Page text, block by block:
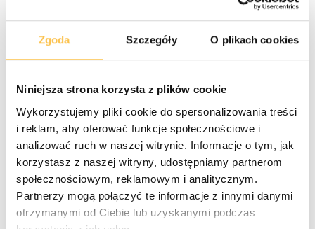
Zgoda Szczegóły O plikach cookies
Niniejsza strona korzysta z plików cookie
Wykorzystujemy pliki cookie do spersonalizowania treści
i reklam, aby oferować funkcje społecznościowe i
analizować ruch w naszej witrynie. Informacje o tym, jak
korzystasz z naszej witryny, udostępniamy partnerom
społecznościowym, reklamowym i analitycznym.
Partnerzy mogą połączyć te informacje z innymi danymi
otrzymanymi od Ciebie lub uzyskanymi podczas
schematów kolorystycznych
w sekcji:
Booking Engine > Schematy kolorystyczne i logo
Krok 2: Przeglądaj i wybierz idealny
schemat
Na stronie zobaczysz listę dostępnych, profesjonalnie